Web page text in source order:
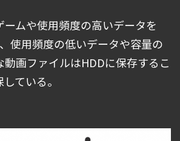
ームや使用頻度の高いデータを
使用頻度の低いデータや容量の
画ファイルはHDDに保存するこ
ている。